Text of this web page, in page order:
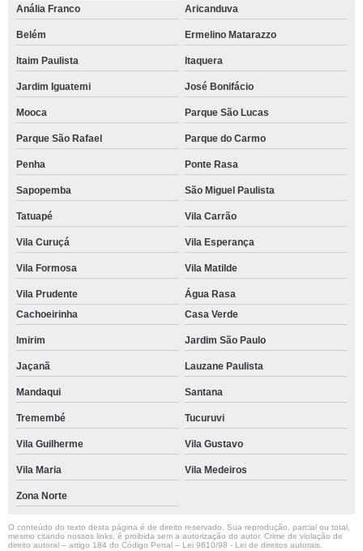
Anália Franco
Aricanduva
Belém Ermelino Matarazzo
Itaim Paulista Itaquera
Jardim Iguatemi José Bonifácio
Mooca Parque São Lucas
Parque São Rafael Parque do Carmo
Penha Ponte Rasa
Sapopemba São Miguel Paulista
Tatuapé Vila Carrão
Vila Curuçá Vila Esperança
Vila Formosa Vila Matilde
Vila Prudente
Água Rasa
Cachoeirinha
Casa Verde
Imirim Jardim São Paulo
Jaçanã Lauzane Paulista
Mandaqui Santana
Tremembé Tucuruvi
Vila Guilherme Vila Gustavo
Vila Maria Vila Medeiros
Zona Norte
O conteúdo do texto desta página é de direito reservado. Sua reprodução, parcial ou total,
mesmo citando nossos links, é proibida sem a autorização do autor. Crime de violação de
direito autoral – artigo 184 do Código Penal – Lei 9610/98 - Lei de direitos autorais